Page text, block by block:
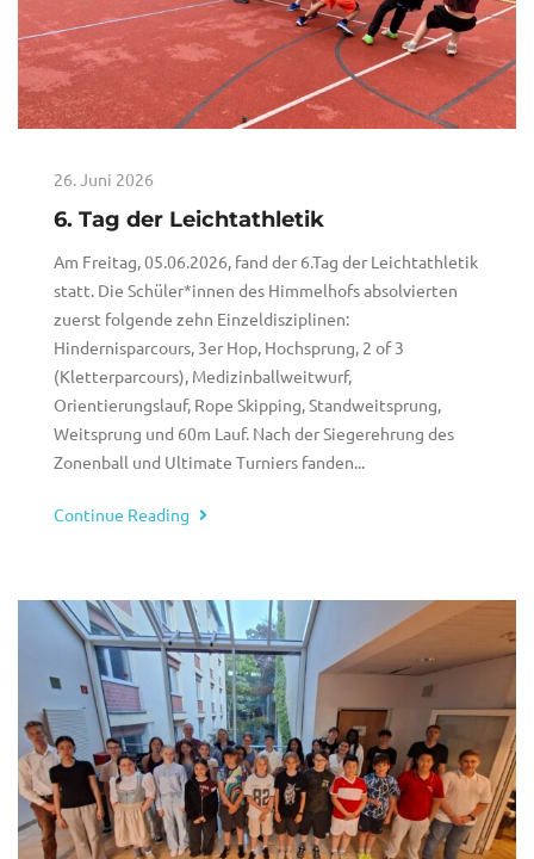
26. Juni 2026
6. Tag der Leichtathletik
Am Freitag, 05.06.2026, fand der 6.Tag der Leichtathletik
statt. Die Schüler*innen des Himmelhofs absolvierten
zuerst folgende zehn Einzeldisziplinen:
Hindernisparcours, 3er Hop, Hochsprung, 2 of 3
(Kletterparcours), Medizinballweitwurf,
Orientierungslauf, Rope Skipping, Standweitsprung,
Weitsprung und 60m Lauf. Nach der Siegerehrung des
Zonenball und Ultimate Turniers fanden...
Continue Reading